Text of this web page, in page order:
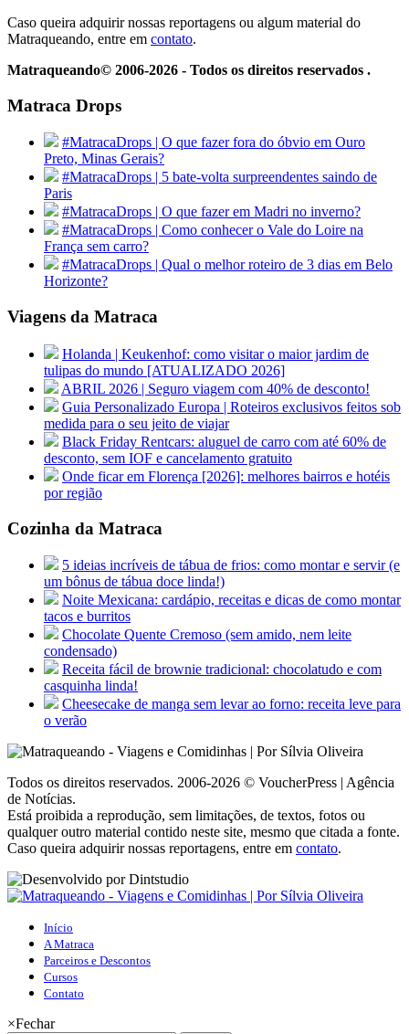
Caso queira adquirir nossas reportagens ou algum material do
Matraqueando, entre em contato.
Matraqueando© 2006-2026 - Todos os direitos reservados .
Matraca Drops
#MatracaDrops | O que fazer fora do óbvio em Ouro
Preto, Minas Gerais?
#MatracaDrops | 5 bate-volta surpreendentes saindo de
Paris
#MatracaDrops | O que fazer em Madri no inverno?
#MatracaDrops | Como conhecer o Vale do Loire na
França sem carro?
#MatracaDrops | Qual o melhor roteiro de 3 dias em Belo
Horizonte?
Viagens da Matraca
Holanda | Keukenhof: como visitar o maior jardim de
tulipas do mundo [ATUALIZADO 2026]
ABRIL 2026 | Seguro viagem com 40% de desconto!
Guia Personalizado Europa | Roteiros exclusivos feitos sob
medida para o seu jeito de viajar
Black Friday Rentcars: aluguel de carro com até 60% de
desconto, sem IOF e cancelamento gratuito
Onde ficar em Florença [2026]: melhores bairros e hotéis
por região
Cozinha da Matraca
5 ideias incríveis de tábua de frios: como montar e servir (e
um bônus de tábua doce linda!)
Noite Mexicana: cardápio, receitas e dicas de como montar
tacos e burritos
Chocolate Quente Cremoso (sem amido, nem leite
condensado)
Receita fácil de brownie tradicional: chocolatudo e com
casquinha linda!
Cheesecake de manga sem levar ao forno: receita leve para
o verão
Todos os direitos reservados. 2006-2026 © VoucherPress | Agência
de Notícias.
Está proibida a reprodução, sem limitações, de textos, fotos ou
qualquer outro material contido neste site, mesmo que citada a fonte.
Caso queira adquirir nossas reportagens, entre em contato.
Início
A Matraca
Parceiros e Descontos
Cursos
Contato
×Fechar